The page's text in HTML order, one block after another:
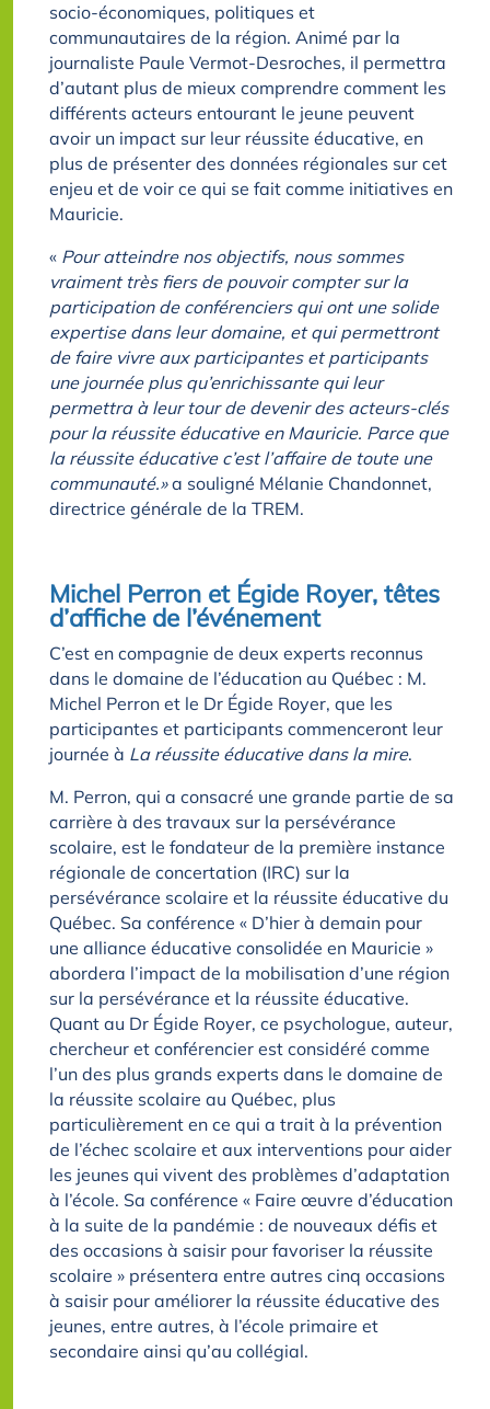
socio-économiques, politiques et
communautaires de la région. Animé par la
journaliste Paule Vermot-Desroches, il permettra
d’autant plus de mieux comprendre comment les
différents acteurs entourant le jeune peuvent
avoir un impact sur leur réussite éducative, en
plus de présenter des données régionales sur cet
enjeu et de voir ce qui se fait comme initiatives en
Mauricie.
« Pour atteindre nos objectifs, nous sommes
vraiment très fiers de pouvoir compter sur la
participation de conférenciers qui ont une solide
expertise dans leur domaine, et qui permettront
de faire vivre aux participantes et participants
une journée plus qu’enrichissante qui leur
permettra à leur tour de devenir des acteurs-clés
pour la réussite éducative en Mauricie. Parce que
la réussite éducative c’est l’affaire de toute une
communauté.»a souligné Mélanie Chandonnet,
directrice générale de la TREM.
Michel Perron et Égide Royer, têtes
d’affiche de l’événement
C’est en compagnie de deux experts reconnus
dans le domaine de l’éducation au Québec : M.
Michel Perron et le Dr Égide Royer, que les
participantes et participants commenceront leur
journée à La réussite éducative dans la mire.
M. Perron, qui a consacré une grande partie de sa
carrière à des travaux sur la persévérance
scolaire, est le fondateur de la première instance
régionale de concertation (IRC) sur la
persévérance scolaire et la réussite éducative du
Québec. Sa conférence « D’hier à demain pour
une alliance éducative consolidée en Mauricie »
abordera l’impact de la mobilisation d’une région
sur la persévérance et la réussite éducative.
Quant au Dr Égide Royer, ce psychologue, auteur,
chercheur et conférencier est considéré comme
l’un des plus grands experts dans le domaine de
la réussite scolaire au Québec, plus
particulièrement en ce qui a trait à la prévention
de l’échec scolaire et aux interventions pour aider
les jeunes qui vivent des problèmes d’adaptation
à l’école. Sa conférence « Faire œuvre d’éducation
à la suite de la pandémie : de nouveaux défis et
des occasions à saisir pour favoriser la réussite
scolaire » présentera entre autres cinq occasions
à saisir pour améliorer la réussite éducative des
jeunes, entre autres, à l’école primaire et
secondaire ainsi qu’au collégial.